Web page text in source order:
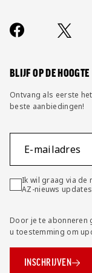
Contact
FAQ
Socials
https:// X
BLIJF OP DE HOOGTE
Ontvang als eerste
beste aanbiedingen!
E-mailadres
Ik wil graag via de
AZ-nieuws
Door je te
u toestemming om
INSCHRIJVEN